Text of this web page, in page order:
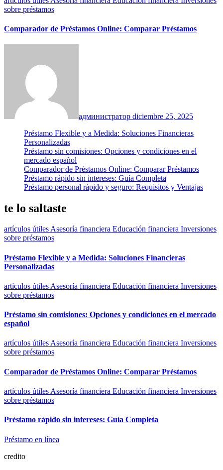
sobre préstamos
Comparador de Préstamos Online: Comparar Préstamos
администратор diciembre 25, 2025
Préstamo Flexible y a Medida: Soluciones Financieras
Personalizadas
Préstamo sin comisiones: Opciones y condiciones en el
mercado español
Comparador de Préstamos Online: Comparar Préstamos
Préstamo rápido sin intereses: Guía Completa
Préstamo personal rápido y seguro: Requisitos y Ventajas
te lo saltaste
artículos útilesAsesoría financiera Educación financiera Inversiones
sobre préstamos
Préstamo Flexible y a Medida: Soluciones Financieras
Personalizadas
artículos útiles Asesoría financiera Educación financiera Inversiones
sobre préstamos
Préstamo sin comisiones: Opciones y condiciones en el mercado
español
artículos útilesAsesoría financiera Educación financiera Inversiones
sobre préstamos
Comparador de Préstamos Online: Comparar Préstamos
artículos útiles Asesoría financiera Educación financiera Inversiones
sobre préstamos
Préstamo rápido sin intereses: Guía Completa
Préstamo en línea
credito